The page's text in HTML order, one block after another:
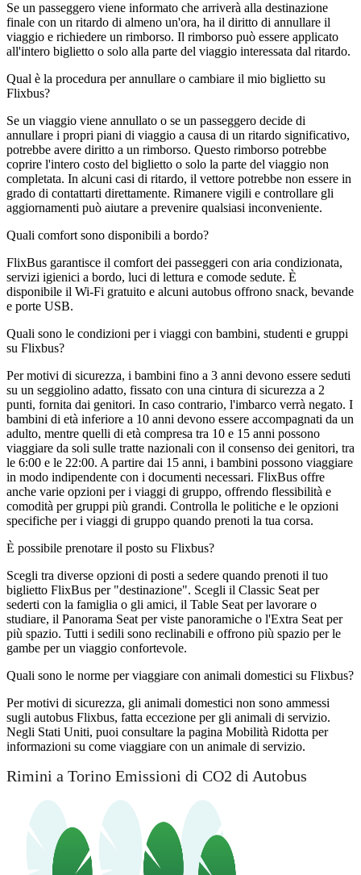
Se un passeggero viene informato che arriverà alla destinazione
finale con un ritardo di almeno un'ora, ha il diritto di annullare il
viaggio e richiedere un rimborso. Il rimborso può essere applicato
all'intero biglietto o solo alla parte del viaggio interessata dal ritardo.
Qual è la procedura per annullare o cambiare il mio biglietto su
Flixbus?
Se un viaggio viene annullato o se un passeggero decide di
annullare i propri piani di viaggio a causa di un ritardo significativo,
potrebbe avere diritto a un rimborso. Questo rimborso potrebbe
coprire l'intero costo del biglietto o solo la parte del viaggio non
completata. In alcuni casi di ritardo, il vettore potrebbe non essere in
grado di contattarti direttamente. Rimanere vigili e controllare gli
aggiornamenti può aiutare a prevenire qualsiasi inconveniente.
Quali comfort sono disponibili a bordo?
FlixBus garantisce il comfort dei passeggeri con aria condizionata,
servizi igienici a bordo, luci di lettura e comode sedute. È
disponibile il Wi-Fi gratuito e alcuni autobus offrono snack, bevande
e porte USB.
Quali sono le condizioni per i viaggi con bambini, studenti e gruppi
su Flixbus?
Per motivi di sicurezza, i bambini fino a 3 anni devono essere seduti
su un seggiolino adatto, fissato con una cintura di sicurezza a 2
punti, fornita dai genitori. In caso contrario, l'imbarco verrà negato. I
bambini di età inferiore a 10 anni devono essere accompagnati da un
adulto, mentre quelli di età compresa tra 10 e 15 anni possono
viaggiare da soli sulle tratte nazionali con il consenso dei genitori, tra
le 6:00 e le 22:00. A partire dai 15 anni, i bambini possono viaggiare
in modo indipendente con i documenti necessari. FlixBus offre
anche varie opzioni per i viaggi di gruppo, offrendo flessibilità e
comodità per gruppi più grandi. Controlla le politiche e le opzioni
specifiche per i viaggi di gruppo quando prenoti la tua corsa.
È possibile prenotare il posto su Flixbus?
Scegli tra diverse opzioni di posti a sedere quando prenoti il ​​tuo
biglietto FlixBus per "destinazione". Scegli il Classic Seat per
sederti con la famiglia o gli amici, il Table Seat per lavorare o
studiare, il Panorama Seat per viste panoramiche o l'Extra Seat per
più spazio. Tutti i sedili sono reclinabili e offrono più spazio per le
gambe per un viaggio confortevole.
Quali sono le norme per viaggiare con animali domestici su Flixbus?
Per motivi di sicurezza, gli animali domestici non sono ammessi
sugli autobus Flixbus, fatta eccezione per gli animali di servizio.
Negli Stati Uniti, puoi consultare la pagina Mobilità Ridotta per
informazioni su come viaggiare con un animale di servizio.
Rimini a Torino Emissioni di CO2 di Autobus